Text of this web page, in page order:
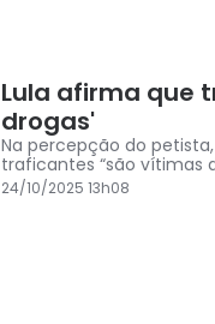
Lula afirma que
drogas'
Na percepção do
traficantes “são vítimas
24/10/2025 13h08